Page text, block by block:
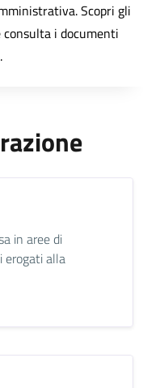
Scopri gli
i documenti
in aree di
erogati alla